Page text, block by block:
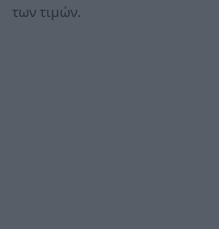
των τιμών.